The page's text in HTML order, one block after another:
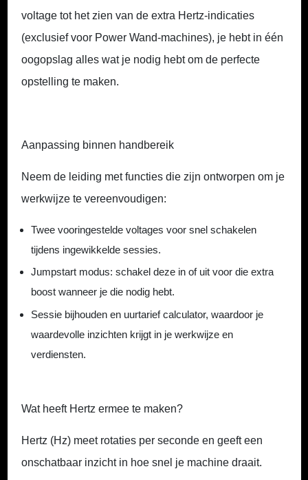
voltage tot het zien van de extra Hertz-indicaties
(exclusief voor Power Wand-machines), je hebt in één
oogopslag alles wat je nodig hebt om de perfecte
opstelling te maken.
Aanpassing binnen handbereik
Neem de leiding met functies die zijn ontworpen om je
werkwijze te vereenvoudigen:
Twee vooringestelde voltages voor snel schakelen
tijdens ingewikkelde sessies.
Jumpstart modus: schakel deze in of uit voor die extra
boost wanneer je die nodig hebt.
Sessie bijhouden en uurtarief calculator, waardoor je
waardevolle inzichten krijgt in je werkwijze en
verdiensten.
Wat heeft Hertz ermee te maken?
Hertz (Hz) meet rotaties per seconde en geeft een
onschatbaar inzicht in hoe snel je machine draait.